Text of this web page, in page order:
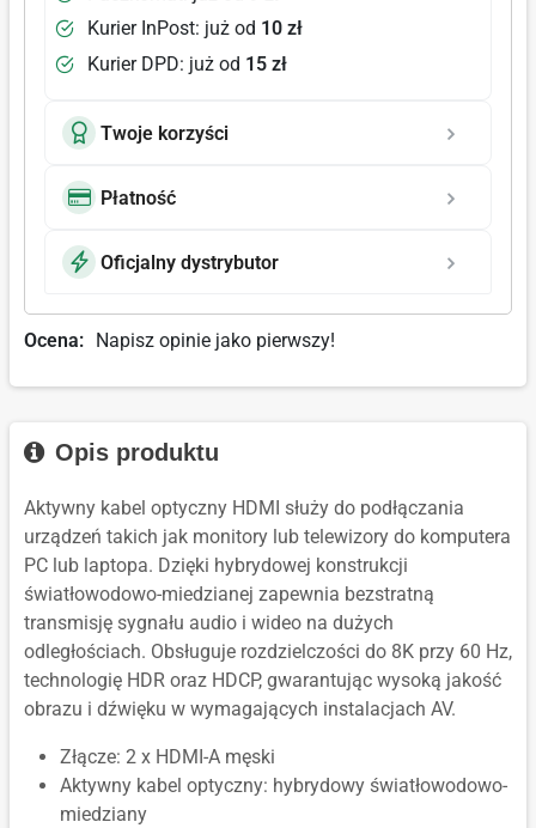
Kurier InPost: już od 10 zł
Kurier DPD: już od 15 zł
Twoje korzyści
Płatność
Oficjalny dystrybutor
Ocena: Napisz opinie jako pierwszy!
Opis produktu
Aktywny kabel optyczny HDMI służy do podłączania
urządzeń takich jak monitory lub telewizory do komputera
PC lub laptopa. Dzięki hybrydowej konstrukcji
światłowodowo-miedzianej zapewnia bezstratną
transmisję sygnału audio i wideo na dużych
odległościach. Obsługuje rozdzielczości do 8K przy 60 Hz,
technologię HDR oraz HDCP, gwarantując wysoką jakość
obrazu i dźwięku w wymagających instalacjach AV.
Złącze: 2 x HDMI-A męski
Aktywny kabel optyczny: hybrydowy światłowodowo-
miedziany